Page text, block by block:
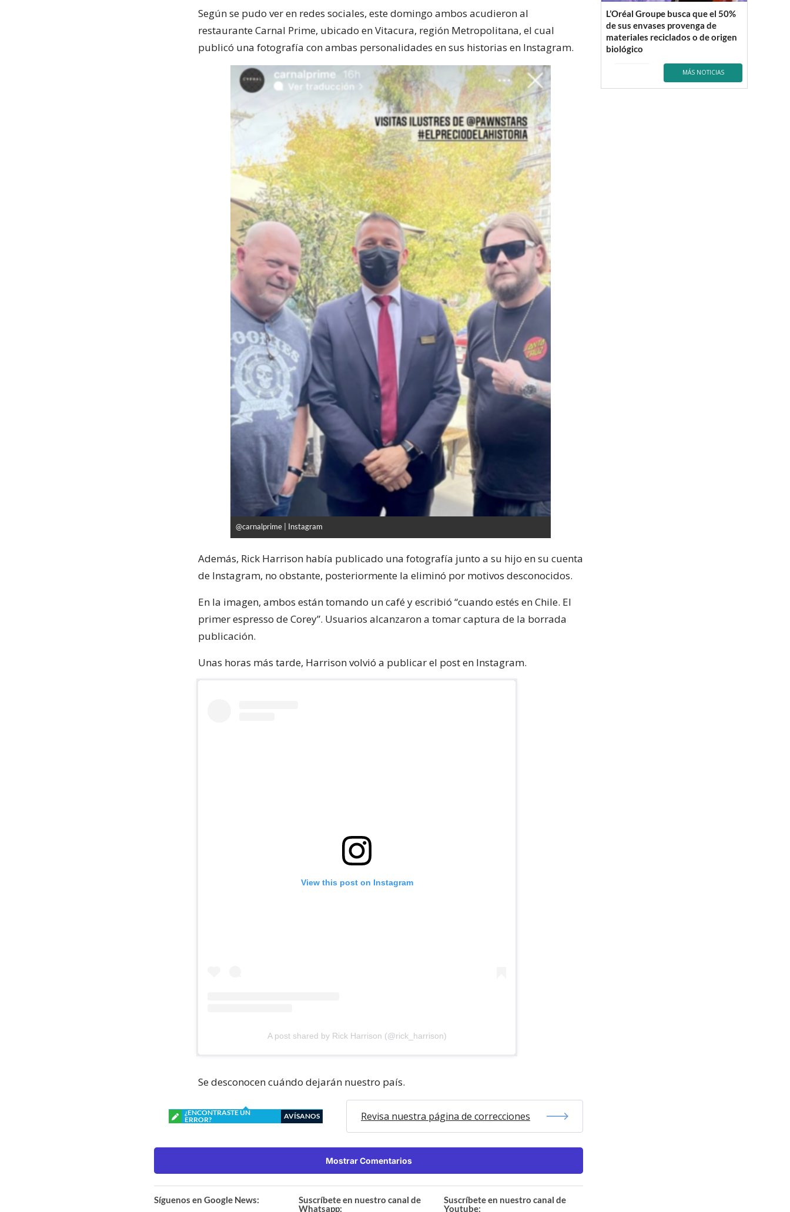
Según se pudo ver en redes sociales, este domingo ambos acudieron al
restaurante Carnal Prime, ubicado en Vitacura, región Metropolitana, el cual
publicó una fotografía con ambas personalidades en sus historias en Instagram.
@carnalprime | Instagram
Además, Rick Harrison había publicado una fotografía junto a su hijo en su cuenta
de Instagram, no obstante, posteriormente la eliminó por motivos desconocidos.
En la imagen, ambos están tomando un café y escribió “cuando estés en Chile. El
primer espresso de Corey”. Usuarios alcanzaron a tomar captura de la borrada
publicación.
Unas horas más tarde, Harrison volvió a publicar el post en Instagram.
View this post on Instagram
A post shared by Rick Harrison (@rick_harrison)
Se desconocen cuándo dejarán nuestro país.
¿ENCONTRASTE UN
ERROR?
AVÍSANOS Revisa nuestra página de correcciones
Mostrar Comentarios
Síguenos en Google News:
Suscríbete en nuestro canal de
Whatsapp:
Suscríbete en nuestro canal de
Youtube:
L’Oréal Groupe busca que el 50%
de sus envases provenga de
materiales reciclados o de origen
biológico
MÁS NOTICIAS